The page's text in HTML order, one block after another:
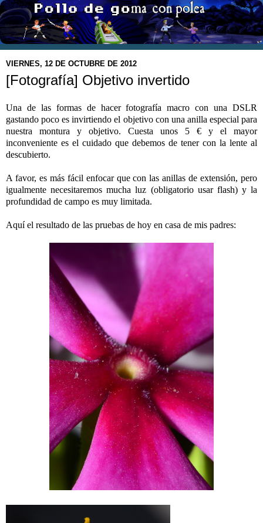
VIERNES, 12 DE OCTUBRE DE 2012
[Fotografía] Objetivo invertido
Una de las formas de hacer fotografía macro con una DSLR
gastando poco es invirtiendo el objetivo con una anilla especial para
nuestra montura y objetivo. Cuesta unos 5 € y el mayor
inconveniente es el cuidado que debemos de tener con la lente al
descubierto.
A favor, es más fácil enfocar que con las anillas de extensión, pero
igualmente necesitaremos mucha luz (obligatorio usar flash) y la
profundidad de campo es muy limitada.
Aquí el resultado de las pruebas de hoy en casa de mis padres: